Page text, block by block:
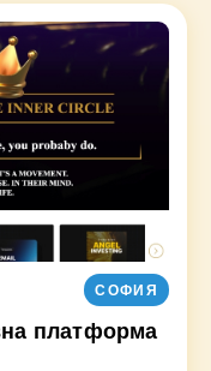
СОФИЯ
платформа